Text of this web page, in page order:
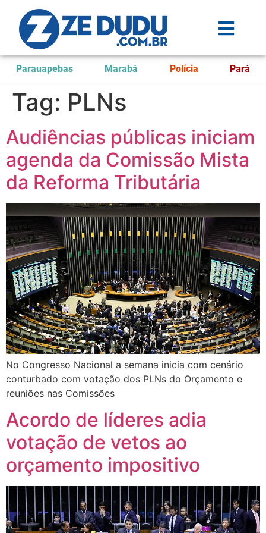
Parauapebas Marabá Polícia Pará
Tag: PLNs
Audiências públicas iniciam
agenda da Comissão Mista
da Reforma Tributária
No Congresso Nacional a semana inicia com cenário
conturbado com votação dos PLNs do Orçamento e
reuniões nas Comissões
Acordo de líderes adia
votação de vetos ao
orçamento impositivo